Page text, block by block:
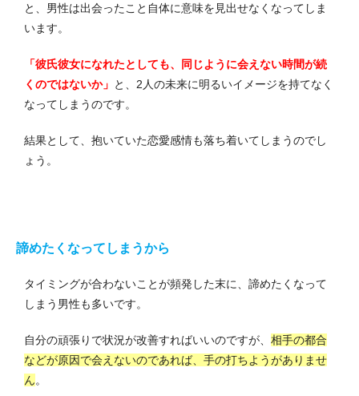
と、男性は出会ったこと自体に意味を見出せなくなってしま
います。
「彼氏彼女になれたとしても、同じように会えない時間が続
くのではないか」 と、2人の未来に明るいイメージを持てなく
なってしまうのです。
結果として、抱いていた恋愛感情も落ち着いてしまうのでし
ょう。
諦めたくなってしまうから
タイミングが合わないことが頻発した末に、諦めたくなって
しまう男性も多いです。
自分の頑張りで状況が改善すればいいのですが、 相手の都合
などが原因で会えないのであれば、手の打ちようがありませ
ん。